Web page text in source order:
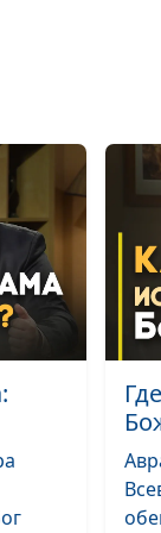
Христиане и
Является ли
грехом?
Как сочетать в
мудрость и
Как пережить
проблемы с
Бога?